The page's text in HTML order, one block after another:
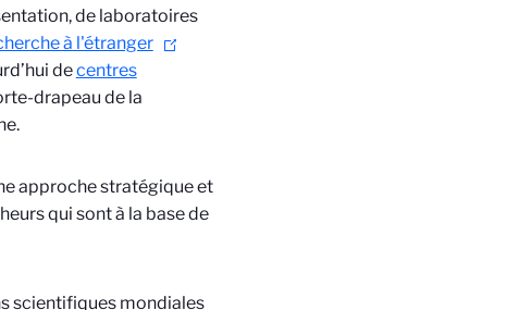
de laboratoires
à l'étranger
decentres
drapeau de la
approche stratégique et
qui sont à la base de
scientifiques mondiales